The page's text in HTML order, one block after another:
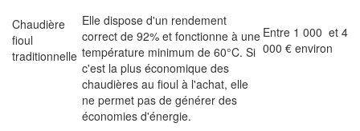
Chaudière
fioul
traditionnelle
Elle dispose d'un rendement
correct de 92% et fonctionne à une
température minimum de 60°C. Si
c'est la plus économique des
chaudières au fioul à l'achat, elle
ne permet pas de générer des
économies d'énergie.
Entre 1 000 et 4
000 € environ